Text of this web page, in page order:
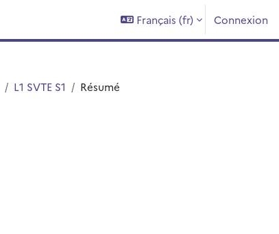
Français ‎(fr)‎ Connexion
L1 SVTE S1 Résumé